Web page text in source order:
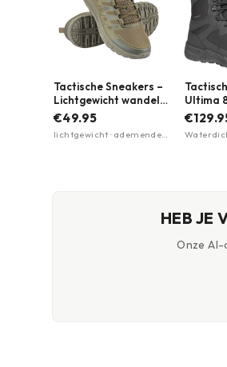
Tactische Sneakers –
Lichtgewicht wandel
schoenen | EVA-zool |
kleuren
€49.95
lichtgewicht · ademende
Ultima
kleuren
HEB JE
Onze